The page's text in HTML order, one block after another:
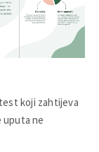
koji zahtijeva
uputa ne